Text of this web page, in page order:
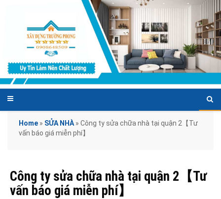
Home » SỬA NHÀ » Công ty sửa chữa nhà tại quận 2【Tư
vấn báo giá miễn phí】
Công ty sửa chữa nhà tại quận 2【Tư
vấn báo giá miễn phí】